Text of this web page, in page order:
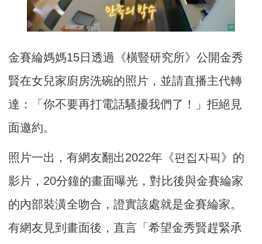
金賽綸媽媽15日透過《橫豎研究所》公開金秀
賢在女兒家廚房洗碗的照片，並請直播主代轉
達：「你不要再打電話騷擾我們了！」拒絕見
面邀約。
照片一出，有網友翻出2022年《편집자픽》的
影片，20分鐘的畫面曝光，對比後與金賽綸家
的內部裝潢全吻合，證實該處就是金賽綸家。
有網友見到畫面後，直言「希望金秀賢趕緊承